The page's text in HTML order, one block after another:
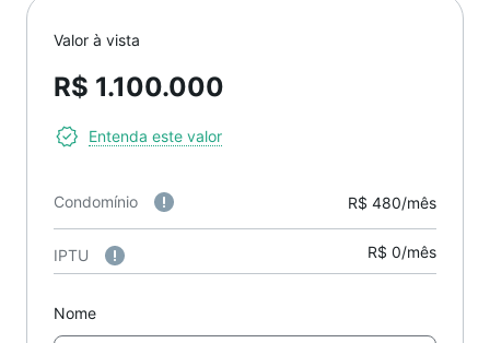
Valor à vista
R$ 1.100.000
Entenda este valor
Condomínio R$ 480/mês
IPTU R$ 0/mês
Nome